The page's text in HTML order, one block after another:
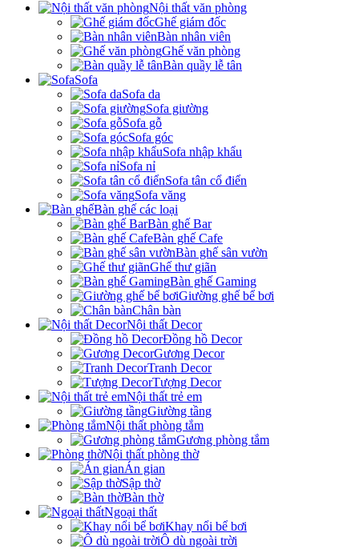
Nội thất văn phòng
Ghế giám đốc
Bàn nhân viên
Ghế văn phòng
Bàn quầy lễ tân
Sofa
Sofa da
Sofa giường
Sofa gỗ
Sofa góc
Sofa nhập khẩu
Sofa nỉ
Sofa tân cổ điển
Sofa văng
Bàn ghế các loại
Bàn ghế Bar
Bàn ghế Cafe
Bàn ghế sân vườn
Ghế thư giãn
Bàn ghế Gaming
Giường ghế bể bơi
Chân bàn
Nội thất Decor
Đồng hồ Decor
Gương Decor
Tranh Decor
Tượng Decor
Nội thất trẻ em
Giường tầng
Nội thất phòng tắm
Gương phòng tắm
Nội thất phòng thờ
Án gian
Sập thờ
Bàn thờ
Ngoại thất
Khay nổi bể bơi
Ô dù ngoài trời